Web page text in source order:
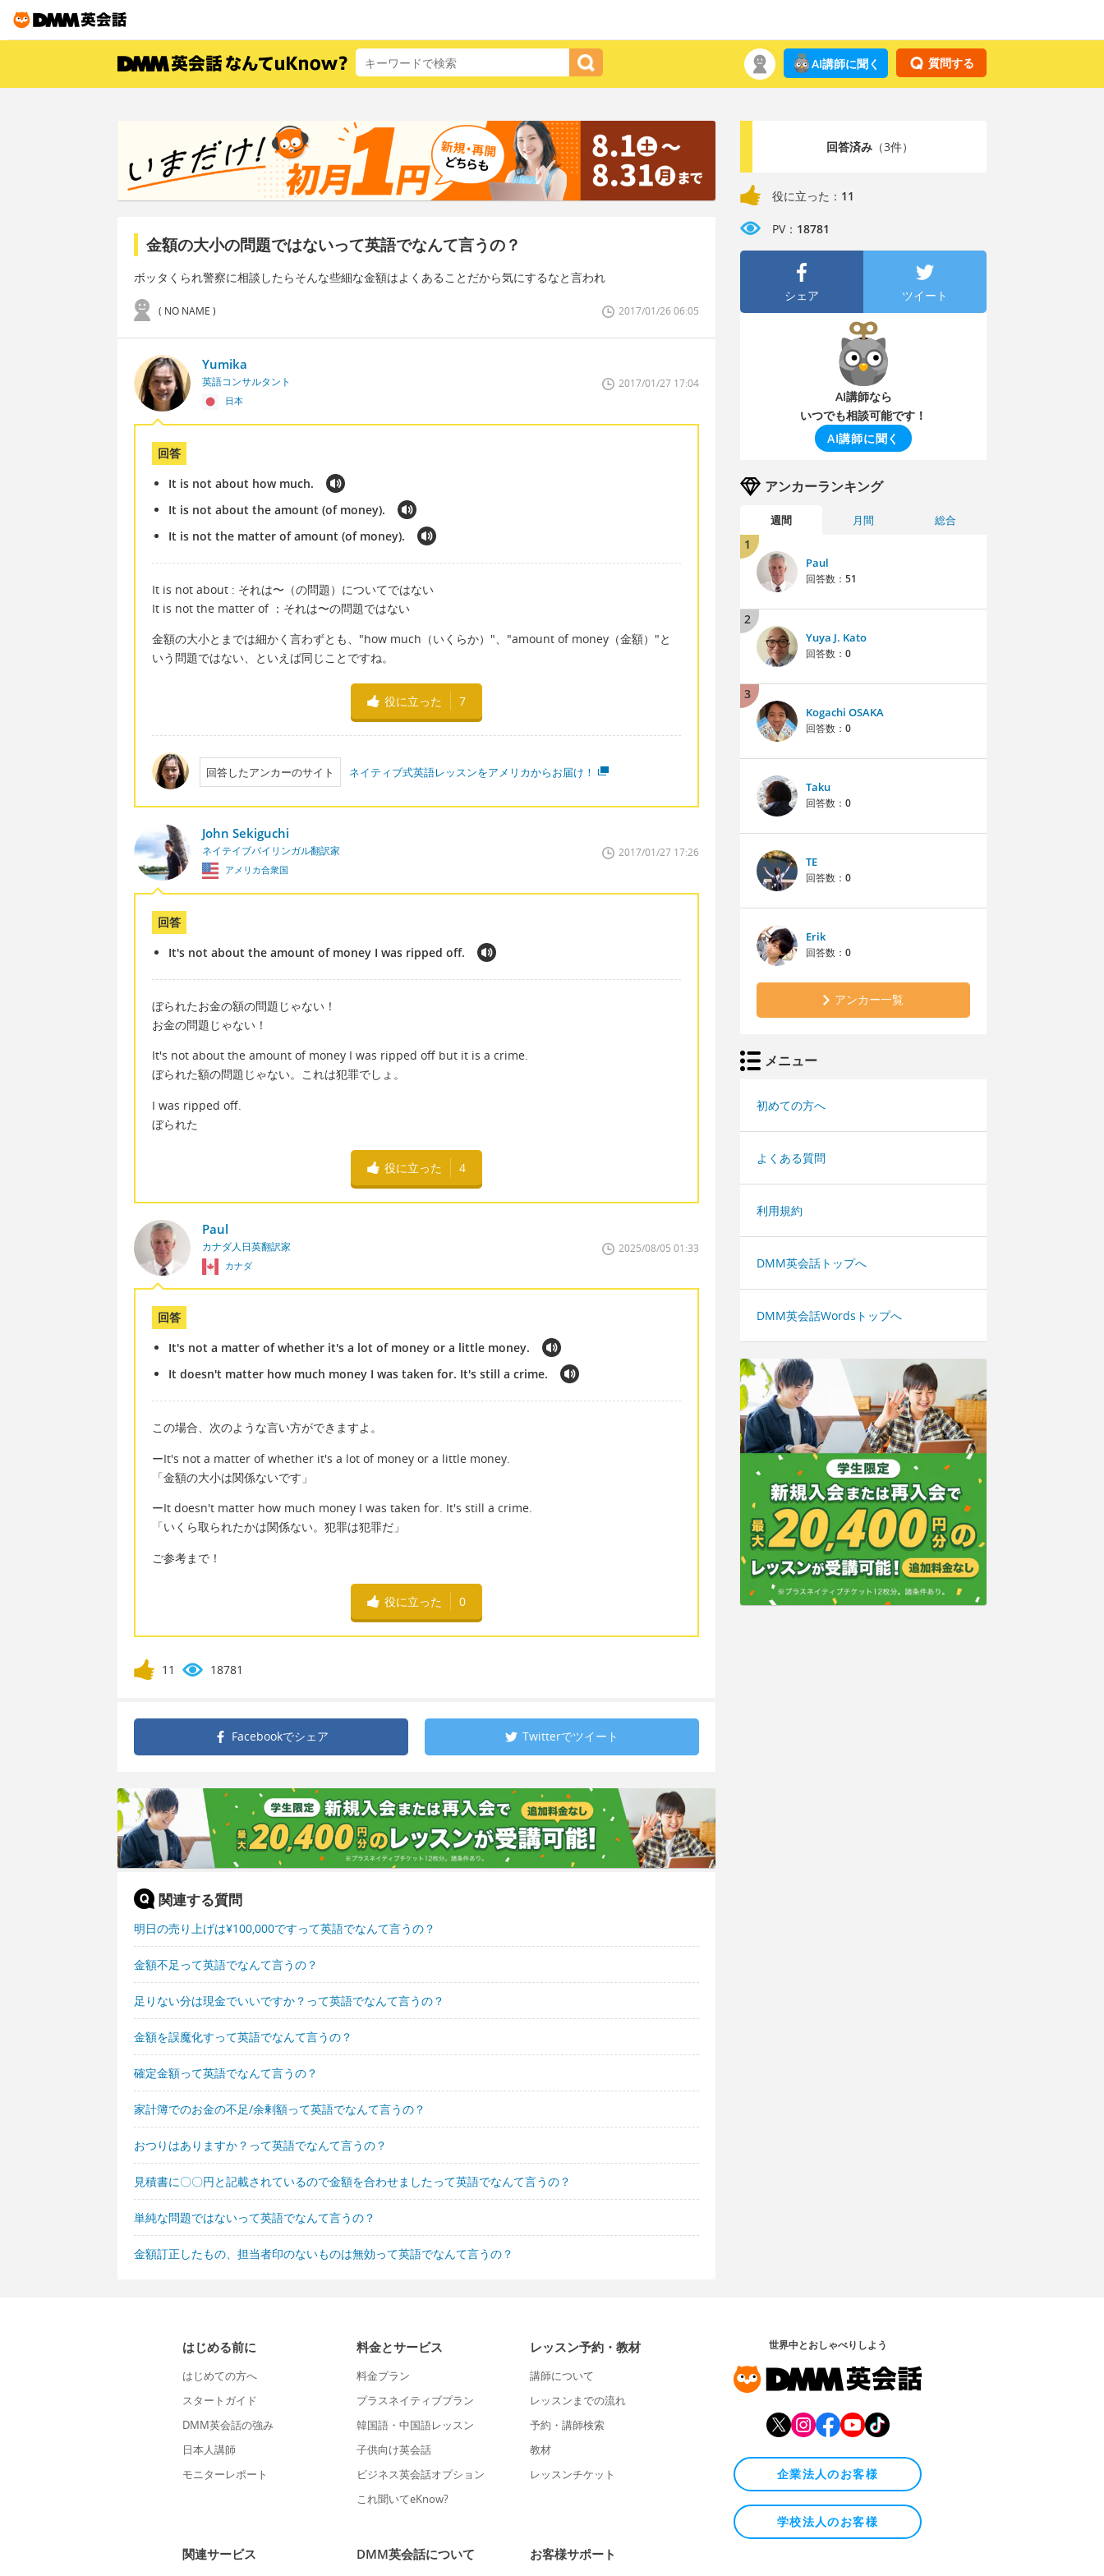
質問する
AI講師に聞く
金額の大小の問題ではないって英語でなんて言うの？
ボッタくられ警察に相談したらそんな些細な金額はよくあることだから気にするなと言われ
( NO NAME ) 2017/01/26 06:05
Yumika
英語コンサルタント
日本
2017/01/27 17:04
回答
It is not about how much.
It is not about the amount (of money).
It is not the matter of amount (of money).
It is not about : それは〜（の問題）についてではない
It is not the matter of ：それは〜の問題ではない
金額の大小とまでは細かく言わずとも、"how much（いくらか）"、"amount of money（金額）"と
いう問題ではない、といえば同じことですね。
役に立った 7
回答したアンカーのサイト ネイティブ式英語レッスンをアメリカからお届け！
John Sekiguchi
ネイテイブバイリンガル翻訳家
アメリカ合衆国
2017/01/27 17:26
回答
It's not about the amount of money I was ripped off.
ぼられたお金の額の問題じゃない！
お金の問題じゃない！
It's not about the amount of money I was ripped off but it is a crime.
ぼられた額の問題じゃない。これは犯罪でしょ。
I was ripped off.
ぼられた
役に立った 4
Paul
カナダ人日英翻訳家
カナダ
2025/08/05 01:33
回答
It's not a matter of whether it's a lot of money or a little money.
It doesn't matter how much money I was taken for. It's still a crime.
この場合、次のような言い方ができますよ。
ーIt's not a matter of whether it's a lot of money or a little money.
「金額の大小は関係ないです」
ーIt doesn't matter how much money I was taken for. It's still a crime.
「いくら取られたかは関係ない。犯罪は犯罪だ」
ご参考まで！
役に立った 0
11 18781
Facebookでシェア Twitterでツイート
関連する質問
明日の売り上げは¥100,000ですって英語でなんて言うの？
金額不足って英語でなんて言うの？
足りない分は現金でいいですか？って英語でなんて言うの？
金額を誤魔化すって英語でなんて言うの？
確定金額って英語でなんて言うの？
家計簿でのお金の不足/余剰額って英語でなんて言うの？
おつりはありますか？って英語でなんて言うの？
見積書に〇〇円と記載されているので金額を合わせましたって英語でなんて言うの？
単純な問題ではないって英語でなんて言うの？
金額訂正したもの、担当者印のないものは無効って英語でなんて言うの？
回答済み（3件）
役に立った： 11
PV： 18781
シェア ツイート
AI講師なら
いつでも相談可能です！
AI講師に聞く
アンカーランキング
週間 月間 総合
1
Paul
回答数： 51
2
Yuya J. Kato
回答数： 0
3
Kogachi OSAKA
回答数： 0
Taku
回答数： 0
TE
回答数： 0
Erik
回答数： 0
アンカー一覧
メニュー
初めての方へ
よくある質問
利用規約
DMM英会話トップへ
DMM英会話Wordsトップへ
はじめる前に
はじめての方へ
スタートガイド
DMM英会話の強み
日本人講師
モニターレポート
料金とサービス
料金プラン
プラスネイティブプラン
韓国語・中国語レッスン
子供向け英会話
ビジネス英会話オプション
これ聞いてeKnow?
レッスン予約・教材
講師について
レッスンまでの流れ
予約・講師検索
教材
レッスンチケット
関連サービス DMM英会話について お客様サポート
世界中とおしゃべりしよう
企業法人のお客様
学校法人のお客様